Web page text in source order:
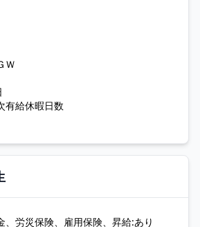
Ｗ
有給休暇日数
、労災保険、雇用保険、昇給:あり